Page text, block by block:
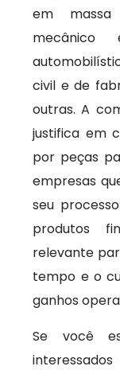
em
mecânico
civil e de
outras. A
justifica em
por peças
empresas
seu
produtos
relevante
tempo e o
ganhos
Se você
interessados